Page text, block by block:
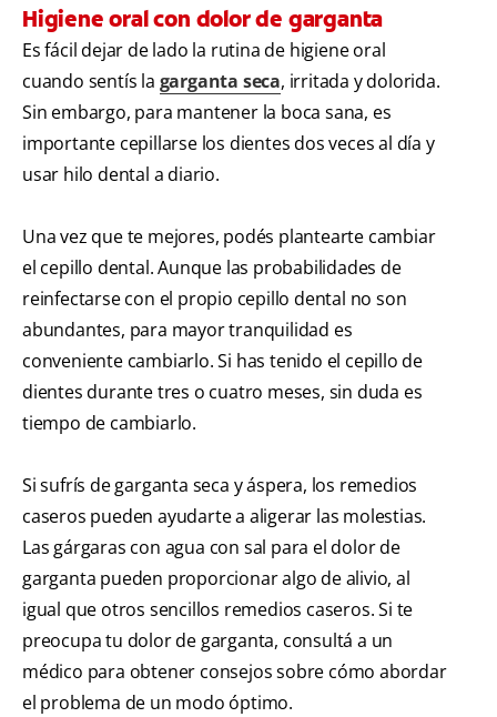
Higiene oral con dolor de garganta
Es fácil dejar de lado la rutina de higiene oral
cuando sentís la garganta seca, irritada y dolorida.
Sin embargo, para mantener la boca sana, es
importante cepillarse los dientes dos veces al día y
usar hilo dental a diario.
Una vez que te mejores, podés plantearte cambiar
el cepillo dental. Aunque las probabilidades de
reinfectarse con el propio cepillo dental no son
abundantes, para mayor tranquilidad es
conveniente cambiarlo. Si has tenido el cepillo de
dientes durante tres o cuatro meses, sin duda es
tiempo de cambiarlo.
Si sufrís de garganta seca y áspera, los remedios
caseros pueden ayudarte a aligerar las molestias.
Las gárgaras con agua con sal para el dolor de
garganta pueden proporcionar algo de alivio, al
igual que otros sencillos remedios caseros. Si te
preocupa tu dolor de garganta, consultá a un
médico para obtener consejos sobre cómo abordar
el problema de un modo óptimo.